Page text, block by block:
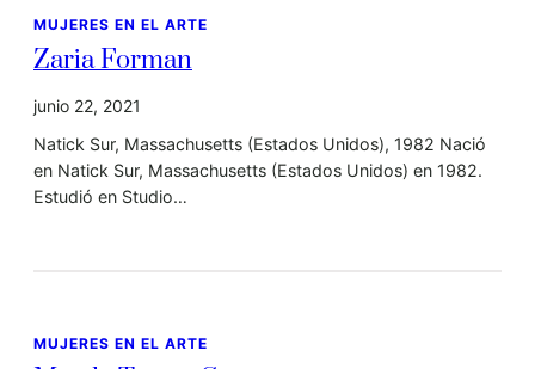
MUJERES EN EL ARTE
Zaria Forman
junio 22, 2021
Natick Sur, Massachusetts (Estados Unidos), 1982 Nació
en Natick Sur, Massachusetts (Estados Unidos) en 1982.
Estudió en Studio…
MUJERES EN EL ARTE